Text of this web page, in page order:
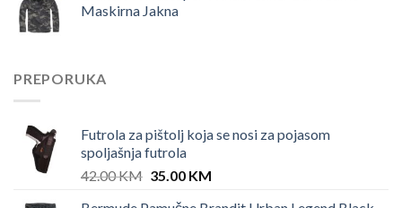
Maskirna Jakna
PREPORUKA
Futrola za pištolj koja se nosi za pojasom
spoljašnja futrola
42.00KM Original
35.00 KMCurrent